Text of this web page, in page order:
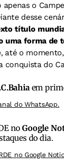
apenas o
desse
título
uma forma de
até o
conquista do
em
do WhatsApp.
noGoogle
do dia.
no Google